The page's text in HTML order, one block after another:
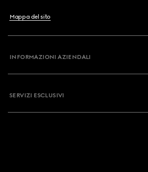
Mappa del sito
INFORMAZIONI AZIENDALI
SERVIZI ESCLUSIVI